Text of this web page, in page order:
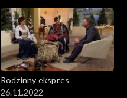
Rodzinny ekspres
26.11.2022